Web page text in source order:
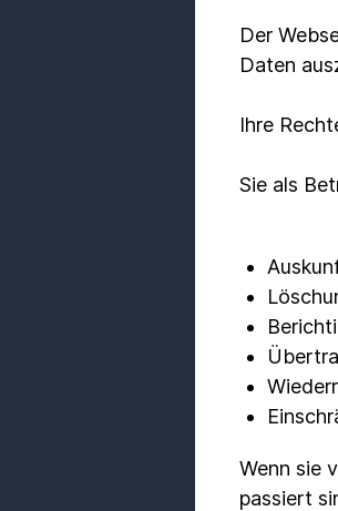
Der
Daten
Ihre
Sie als
Wenn sie
passiert